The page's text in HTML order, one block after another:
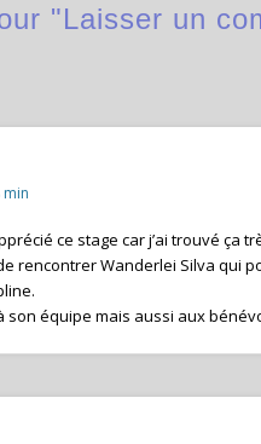
"Laisser un
min
ce stage car j’ai trouvé ça
rencontrer Wanderlei Silva
son équipe mais aussi aux